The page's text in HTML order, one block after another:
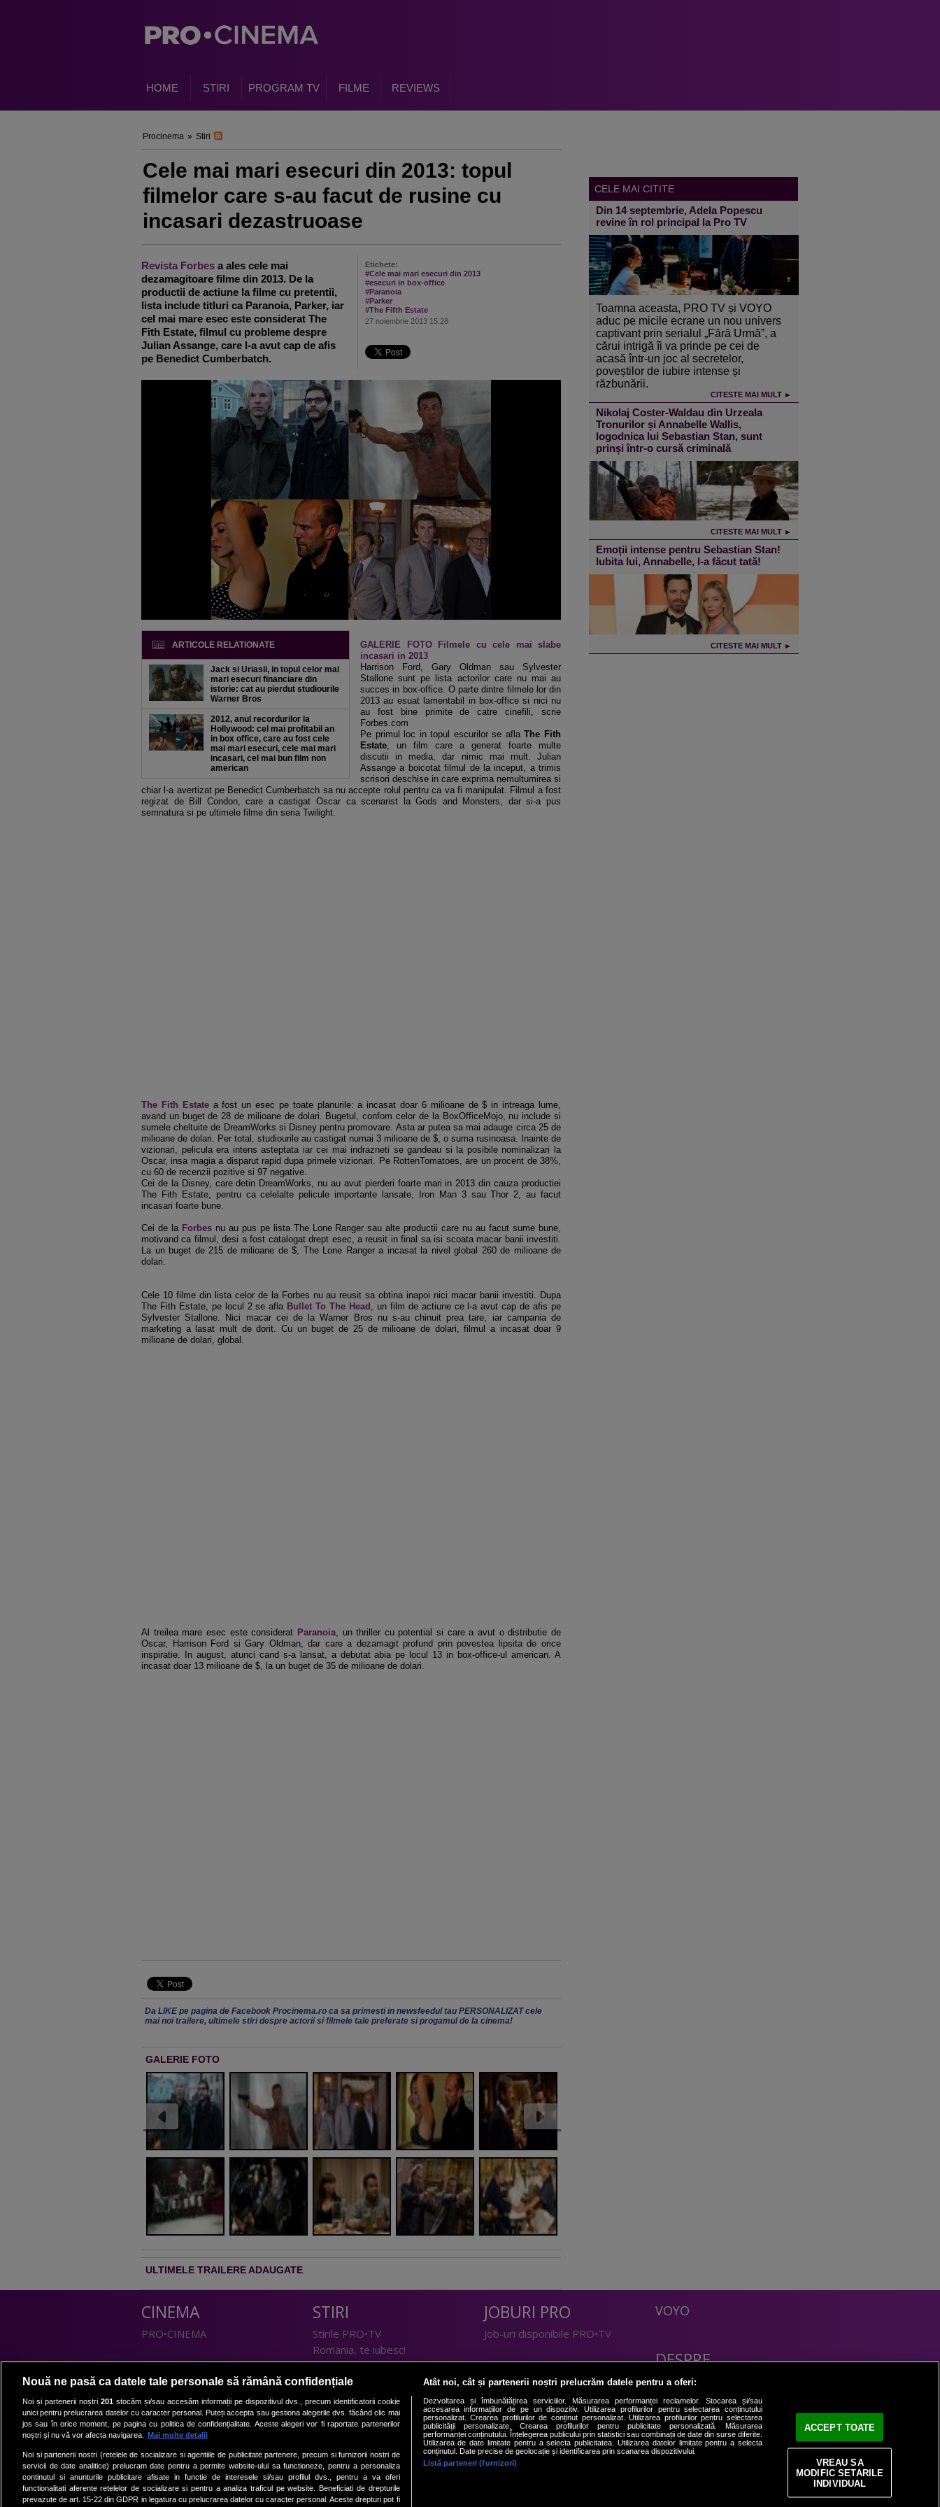
HOME STIRI PROGRAM TV FILME REVIEWS
Procinema » Stiri
Cele mai mari esecuri din 2013: topul
filmelor care s-au facut de rusine cu
incasari dezastruoase
Etichete:
#Cele mai mari esecuri din 2013
#esecuri in box-office
#Paranoia
#Parker
#The Fifth Estate
27 noiembrie 2013 15:28
Revista Forbes a ales cele mai
dezamagitoare filme din 2013. De la
productii de actiune la filme cu pretentii,
lista include titluri ca Paranoia, Parker, iar
cel mai mare esec este considerat The
Fith Estate, filmul cu probleme despre
Julian Assange, care l-a avut cap de afis
pe Benedict Cumberbatch.
ARTICOLE RELATIONATE
Jack si Uriasii, in topul celor mai
mari esecuri financiare din
istorie: cat au pierdut studiourile
Warner Bros
2012, anul recordurilor la
Hollywood: cel mai profitabil an
in box office, care au fost cele
mai mari esecuri, cele mai mari
incasari, cel mai bun film non
american
GALERIE FOTO Filmele cu cele mai slabe
incasari in 2013
Harrison Ford, Gary Oldman sau Sylvester
Stallone sunt pe lista actorilor care nu mai au
succes in box-office. O parte dintre filmele lor din
2013 au esuat lamentabil in box-office si nici nu
au fost bine primite de catre cinefili, scrie
Forbes.com
Pe primul loc in topul escurilor se aflaThe Fith
Estate, un film care a generat foarte multe
discutii in media, dar nimic mai mult. Julian
Assange a boicotat filmul de la inceput, a trimis
scrisori deschise in care exprima nemultumirea si
chiar l-a avertizat pe Benedict Cumberbatch sa nu accepte rolul pentru ca va fi manipulat. Filmul a fost
regizat de Bill Condon, care a castigat Oscar ca scenarist la Gods and Monsters, dar si-a pus
semnatura si pe ultimele filme din seria Twilight.
The Fith Estatea fost un esec pe toate planurile: a incasat doar 6 milioane de $ in intreaga lume,
avand un buget de 28 de milioane de dolari. Bugetul, confom celor de la BoxOfficeMojo, nu include si
sumele cheltuite de DreamWorks si Disney pentru promovare. Asta ar putea sa mai adauge circa 25 de
milioane de dolari. Per total, studiourile au castigat numai 3 milioane de $, o suma rusinoasa. Inainte de
vizionari, pelicula era intens asteptata iar cei mai indrazneti se gandeau si la posibile nominalizari la
Oscar, insa magia a disparut rapid dupa primele vizionari. Pe RottenTomatoes, are un procent de 38%,
cu 60 de recenzii pozitive si 97 negative.
Cei de la Disney, care detin DreamWorks, nu au avut pierderi foarte mari in 2013 din cauza productiei
The Fith Estate, pentru ca celelalte pelicule importante lansate, Iron Man 3 sau Thor 2, au facut
incasari foarte bune.
Cei de la Forbesnu au pus pe lista The Lone Ranger sau alte productii care nu au facut sume bune,
motivand ca filmul, desi a fost catalogat drept esec, a reusit in final sa isi scoata macar banii investiti.
La un buget de 215 de milioane de $, The Lone Ranger a incasat la nivel global 260 de milioane de
dolari.
Cele 10 filme din lista celor de la Forbes nu au reusit sa obtina inapoi nici macar banii investiti. Dupa
The Fith Estate, pe locul 2 se afla Bullet To The Head , un film de actiune ce l-a avut cap de afis pe
Sylvester Stallone. Nici macar cei de la Warner Bros nu s-au chinuit prea tare, iar campania de
marketing a lasat mult de dorit. Cu un buget de 25 de milioane de dolari, filmul a incasat doar 9
milioane de dolari, global.
Al treilea mare esec este considerat Paranoia, un thriller cu potential si care a avut o distributie de
Oscar, Harrison Ford si Gary Oldman, dar care a dezamagit profund prin povestea lipsita de orice
inspiratie. In august, atunci cand s-a lansat, a debutat abia pe locul 13 in box-office-ul american. A
incasat doar 13 milioane de $, la un buget de 35 de milioane de dolari.
Da LIKE pe pagina de Facebook Procinema.ro ca sa primesti in newsfeedul tau PERSONALIZAT cele
mai noi trailere, ultimele stiri despre actorii si filmele tale preferate si progamul de la cinema!
GALERIE FOTO
ULTIMELE TRAILERE ADAUGATE
CELE MAI CITITE
Din 14 septembrie, Adela Popescu
revine în rol principal la Pro TV
Toamna aceasta, PRO TV și VOYO
aduc pe micile ecrane un nou univers
captivant prin serialul „Fără Urmă”, a
cărui intrigă îi va prinde pe cei de
acasă într-un joc al secretelor,
poveștilor de iubire intense și
răzbunării.
CITESTE MAI MULT ►
Nikolaj Coster-Waldau din Urzeala
Tronurilor și Annabelle Wallis,
logodnica lui Sebastian Stan, sunt
prinși într-o cursă criminală
CITESTE MAI MULT ►
Emoții intense pentru Sebastian Stan!
Iubita lui, Annabelle, l-a făcut tată!
CITESTE MAI MULT ►
CINEMA
PRO•CINEMA
DIVERTISMENT
PRO•TV
Romanii au talent
Vocea Romaniei
Las Fierbinti
La Maruta
Apropo TV
STIRI
Stirile PRO•TV
Romania, te iubesc!
TEHNOLOGIE
I Like IT
SPORT
Sport.ro
PRO•ARENA
JOBURI PRO
Job-uri disponibile PRO•TV
LIFESTYLE
Doctor de Bine
Acasă
Acasă Gold
Perfecte
DeBarbati
VOYO
DESPRE
Politica Confidentialitate
Contact
Nouă ne pasă ca datele tale personale să rămână confidențiale
Noi și partenerii noștri 201stocăm și/sau accesăm informații pe dispozitivul dvs., precum identificatorii cookie
unici pentru prelucrarea datelor cu caracter personal. Puteți accepta sau gestiona alegerile dvs. făcând clic mai
jos sau în orice moment, pe pagina cu politica de confidențialitate. Aceste alegeri vor fi raportate partenerilor
noștri și nu vă vor afecta navigarea.
Mai multe detalii
Noi si partenerii nostri (retelele de socializare si agentiile de publicitate partenere, precum si furnizorii nostri de
servicii de date analitice) prelucram date pentru a permite website-ului sa functioneze, pentru a personaliza
continutul si anunturile publicitare afisate in functie de interesele si/sau profilul dvs., pentru a va oferi
functionalitati aferente retelelor de socializare si pentru a analiza traficul pe website. Beneficiati de drepturile
prevazute de art. 15-22 din GDPR in legatura cu prelucrarea datelor cu caracter personal. Aceste drepturi pot fi
Atât noi, cât și partenerii noștri prelucrăm datele pentru a oferi:
Dezvoltarea și îmbunătățirea serviciilor. Măsurarea performanței reclamelor. Stocarea și/sau
accesarea informațiilor de pe un dispozitiv. Utilizarea profilurilor pentru selectarea conținutului
personalizat. Crearea profilurilor de conținut personalizat. Utilizarea profilurilor pentru selectarea
publicității personalizate. Crearea profilurilor pentru publicitate personalizată. Măsurarea
performanței conținutului. Înțelegerea publicului prin statistici sau combinații de date din surse diferite.
Utilizarea de date limitate pentru a selecta publicitatea. Utilizarea datelor limitate pentru a selecta
conținutul. Date precise de geolocație și identificarea prin scanarea dispozitivului.
Listă parteneri (furnizori)
ACCEPT TOATE
VREAU SA
MODIFIC SETARILE
INDIVIDUAL